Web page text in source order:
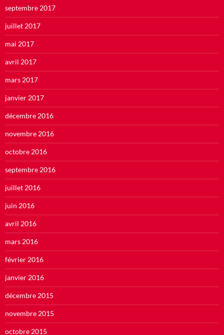
septembre 2017
juillet 2017
mai 2017
avril 2017
mars 2017
janvier 2017
décembre 2016
novembre 2016
octobre 2016
septembre 2016
juillet 2016
juin 2016
avril 2016
mars 2016
février 2016
janvier 2016
décembre 2015
novembre 2015
octobre 2015